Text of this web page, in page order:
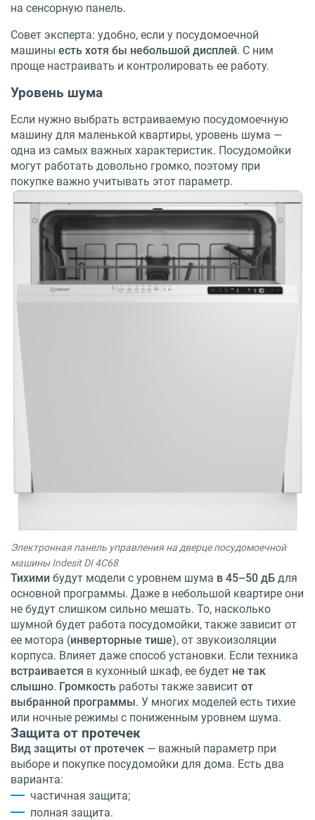
Электронная панель управления на дверце посудомоечной
машины Indesit DI 4C68
на сенсорную панель.
Совет эксперта: удобно, если у посудомоечной
машины есть хотя бы небольшой дисплей. С ним
проще настраивать и контролировать ее работу.
Уровень шума
Если нужно выбрать встраиваемую посудомоечную
машину для маленькой квартиры, уровень шума —
одна из самых важных характеристик. Посудомойки
могут работать довольно громко, поэтому при
покупке важно учитывать этот параметр.
Тихими будут модели с уровнем шума в 45–50 дБ для
основной программы. Даже в небольшой квартире они
не будут слишком сильно мешать. То, насколько
шумной будет работа посудомойки, также зависит от
ее мотора (инверторные тише), от звукоизоляции
корпуса. Влияет даже способ установки. Если техника
встраивается в кухонный шкаф, ее будет не так
слышно. Громкость работы также зависит от
выбранной программы. У многих моделей есть тихие
или ночные режимы с пониженным уровнем шума.
Защита от протечек
Вид защиты от протечек — важный параметр при
выборе и покупке посудомойки для дома. Есть два
варианта:
частичная защита;
полная защита.